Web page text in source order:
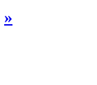
»